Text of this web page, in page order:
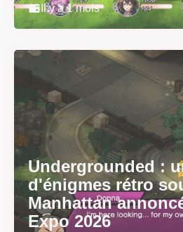
Il y a 1 mois
Undergrounded :
d'énigmes rétro
Manhattan
Expo 2026